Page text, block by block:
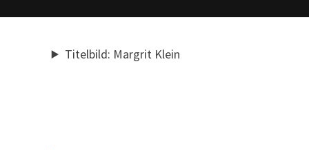
Titelbild: Margrit Klein